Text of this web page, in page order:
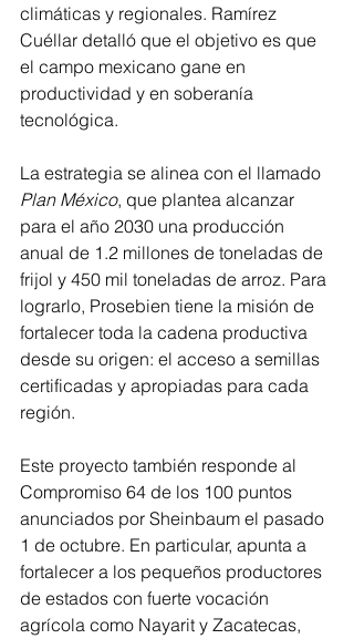
climáticas y regionales. Ramírez
Cuéllar detalló que el objetivo es que
el campo mexicano gane en
productividad y en soberanía
tecnológica.
La estrategia se alinea con el llamado
Plan México, que plantea alcanzar
para el año 2030 una producción
anual de 1.2 millones de toneladas de
frijol y 450 mil toneladas de arroz. Para
lograrlo, Prosebien tiene la misión de
fortalecer toda la cadena productiva
desde su origen: el acceso a semillas
certificadas y apropiadas para cada
región.
Este proyecto también responde al
Compromiso 64 de los 100 puntos
anunciados por Sheinbaum el pasado
1 de octubre. En particular, apunta a
fortalecer a los pequeños productores
de estados con fuerte vocación
agrícola como Nayarit y Zacatecas,